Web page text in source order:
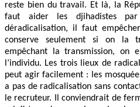
reste bien du travail. Et là, la
faut aider les djihadistes
déradicalisation, il faut
conserve seulement si on la
empêchant la transmission, on
l’individu. Les trois lieux de
peut agir facilement : les
a pas de radicalisation sans
le recruteur. Il conviendrait de